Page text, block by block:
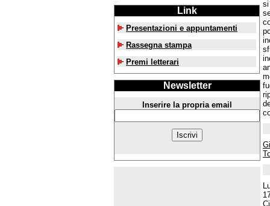
Link
Presentazioni e appuntamenti
Rassegna stampa
Premi letterari
Newsletter
Inserire la propria email
si